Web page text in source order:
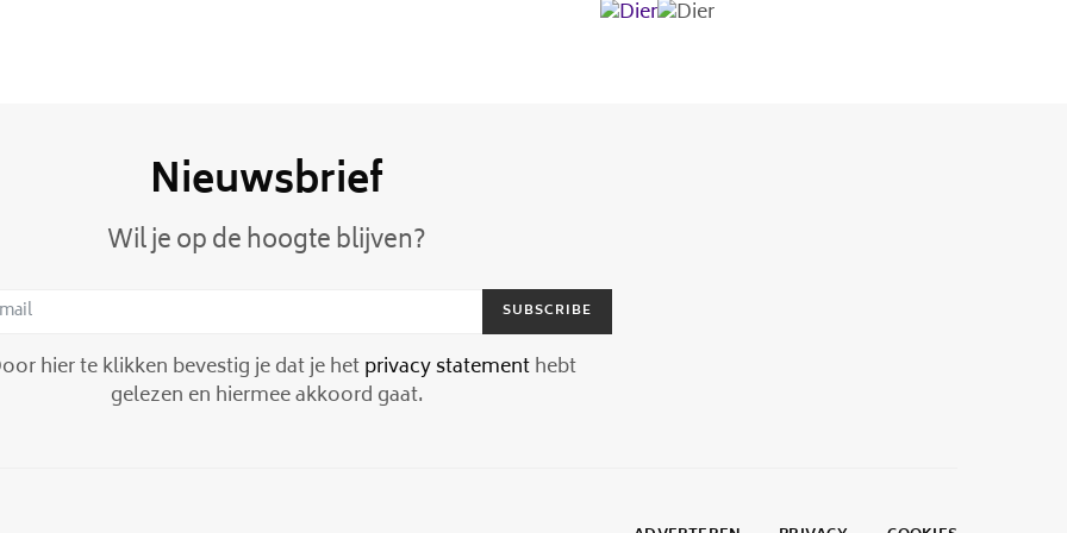
Nieuwsbrief
Wil je op de hoogte blijven?
SUBSCRIBE
hier te klikken bevestig je dat je hetprivacy statementhebt
gelezen en hiermee akkoord gaat.